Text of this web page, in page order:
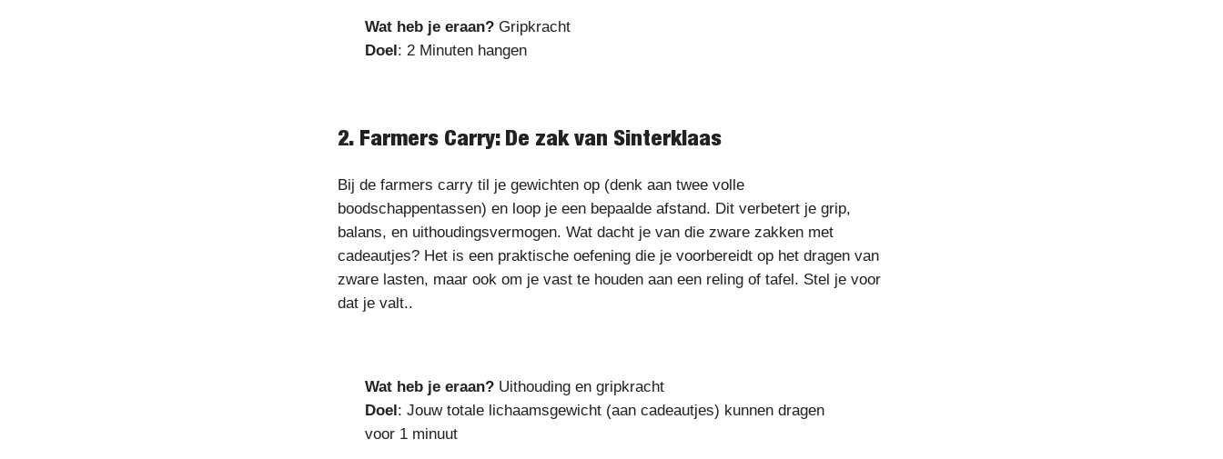
Wat heb je eraan? Gripkracht
Doel: 2 Minuten hangen
2. Farmers Carry: De zak van Sinterklaas
Bij de farmers carry til je gewichten op (denk aan twee volle
boodschappentassen) en loop je een bepaalde afstand. Dit verbetert je grip,
balans, en uithoudingsvermogen. Wat dacht je van die zware zakken met
cadeautjes? Het is een praktische oefening die je voorbereidt op het dragen van
zware lasten, maar ook om je vast te houden aan een reling of tafel. Stel je voor
dat je valt..
Wat heb je eraan? Uithouding en gripkracht
Doel: Jouw totale lichaamsgewicht (aan cadeautjes) kunnen dragen
voor 1 minuut